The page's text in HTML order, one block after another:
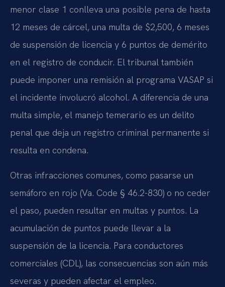
menor clase 1 conlleva una posible pena de hasta
12 meses de cárcel, una multa de $2,500, 6 meses
de suspensión de licencia y 6 puntos de demérito
en el registro de conducir. El tribunal también
puede imponer una remisión al programa VASAP si
el incidente involucró alcohol. A diferencia de una
multa simple, el manejo temerario es un delito
penal que deja un registro criminal permanente si
resulta en condena.
Otras infracciones comunes, como pasarse un
semáforo en rojo (Va. Code § 46.2-830) o no ceder
el paso, pueden resultar en multas y puntos. La
acumulación de puntos puede llevar a la
suspensión de la licencia. Para conductores
comerciales (CDL), las consecuencias son aún más
severas y pueden afectar el empleo.